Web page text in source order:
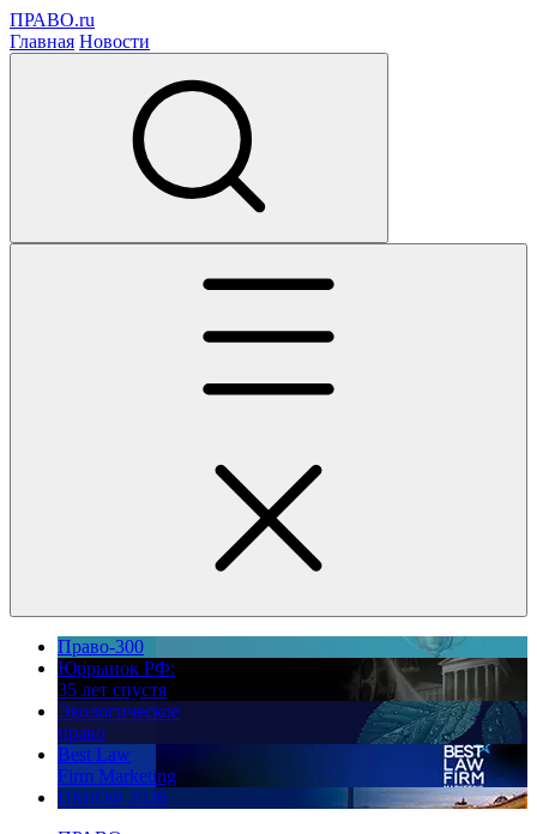
ПРАВО.ru
Главная Новости
Право-300
Юррынок РФ:
35 лет спустя
Экологическое
право
Best Law
Firm Marketing
ПМЮФ 2026